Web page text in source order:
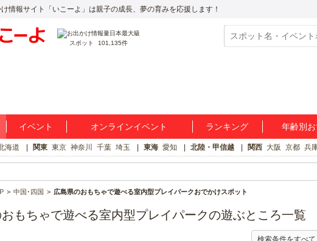
情報サイト「いこーよ」は親子の成長、夢の育みを応援します！
スポット 101,135件
イベント オンラインイベント ランキング 年齢別
海道 関東 東京 神奈川 千葉 埼玉 東海 愛知 北陸・甲信越 関西 大阪 京都 兵
中国･四国 広島県のおもちゃで遊べる室内型プレイパークおでかけスポット
もちゃで遊べる室内型プレイパークの遊ぶところ一覧
検索条件をすべて